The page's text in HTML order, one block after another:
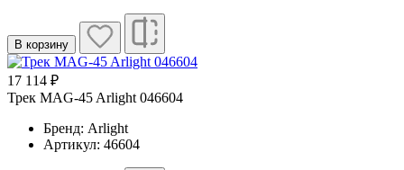
В корзину
17 114 ₽
Трек MAG-45 Arlight 046604
Бренд: Arlight
Артикул: 46604